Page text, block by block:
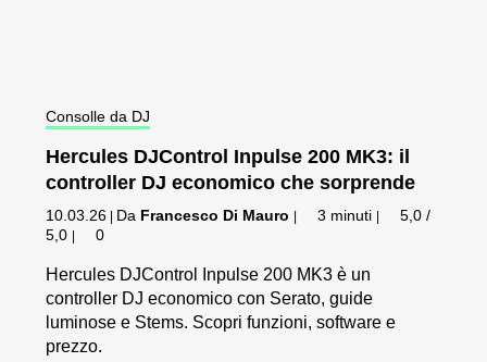
Consolle da DJ
Hercules DJControl Inpulse 200 MK3: il
controller DJ economico che sorprende
10.03.26 Da Francesco Di Mauro 3 minuti
5,0 /
5,0
0
Hercules DJControl Inpulse 200 MK3 è un
controller DJ economico con Serato, guide
luminose e Stems. Scopri funzioni, software e
prezzo.